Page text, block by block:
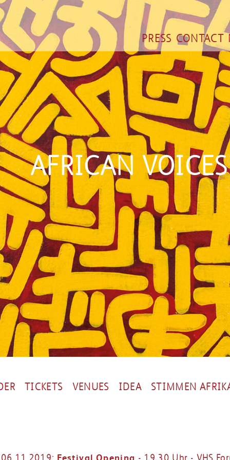
PRESS CONTACT
AFRICAN
TICKETS VENUES IDEA STIMMEN
06.11.2019: Festival Opening - 19.30 Uhr - VHS